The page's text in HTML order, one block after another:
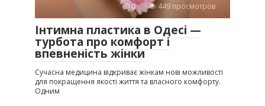
0
449 просмотров
Інтимна пластика в Одесі —
турбота про комфорт і
впевненість жінки
Сучасна медицина відкриває жінкам нові можливості
для покращення якості життя та власного комфорту.
Одним